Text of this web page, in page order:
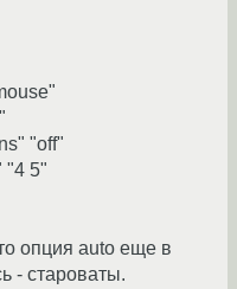
"off"
"4 5"
опция auto еще в
- староваты.